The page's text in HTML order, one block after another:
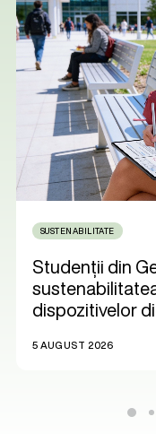
SUSTENABILITATE
Studenții din
dispozitivelor
5 AUGUST 2026